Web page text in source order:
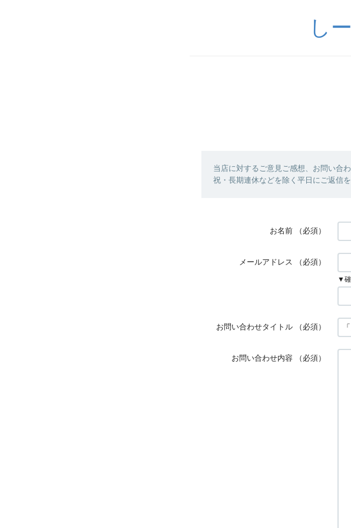
し
当店に対するご意見ご感想、お問い合
祝・長期連休などを除く平日にご返信
お名前 （必須）
メールアドレス （必須）
▼確
お問い合わせタイトル （必須）
お問い合わせ内容 （必須）